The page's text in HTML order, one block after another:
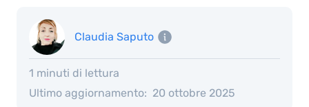
Claudia Saputo
1 minuti di lettura
Ultimo aggiornamento: 20 ottobre 2025